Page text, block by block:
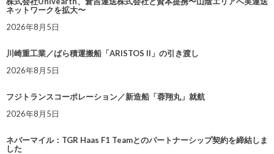
ネットワークを拡大〜
2026年8月5日
川崎重工業／ばら積運搬船「ARISTOS II」の引き渡し
2026年8月5日
フジトランスコーポレーション／新造船「蓉翔丸」就航
2026年8月5日
ネバーマイル：TGR Haas F1 Teamとのパートナーシップ契約を締結しま
した